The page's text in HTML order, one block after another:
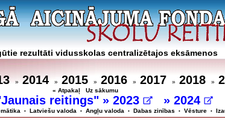
rezultāti vidusskolas centralizētajos eksāmenos
» 2014» 2015» 2016» 2017 » 2018»
« Atpakaļ Uz sākumu
reitings" »2023 » 2024
• Latviešu valoda • Angļu valoda • Dabas zinības • Vēsture •